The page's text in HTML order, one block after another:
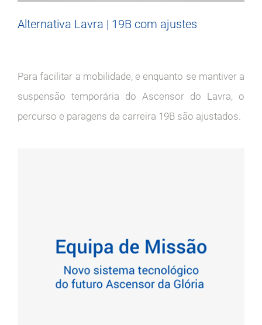
Alternativa Lavra | 19B com ajustes
Para facilitar a mobilidade, e enquanto se mantiver a
suspensão temporária do Ascensor do Lavra, o
percurso e paragens da carreira 19B são ajustados.